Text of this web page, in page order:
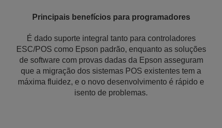
Principais benefícios para programadores
É dado suporte integral tanto para controladores
ESC/POS como Epson padrão, enquanto as soluções
de software com provas dadas da Epson asseguram
que a migração dos sistemas POS existentes tem a
máxima fluidez, e o novo desenvolvimento é rápido e
isento de problemas.